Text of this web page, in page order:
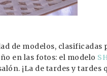
de modelos, clasificadas
en las fotos: el modelo
¡La de tardes y tardes